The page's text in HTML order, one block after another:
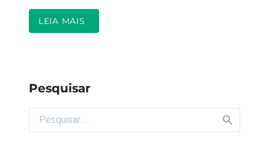
LEIA MAIS
Pesquisar
Buscar por: